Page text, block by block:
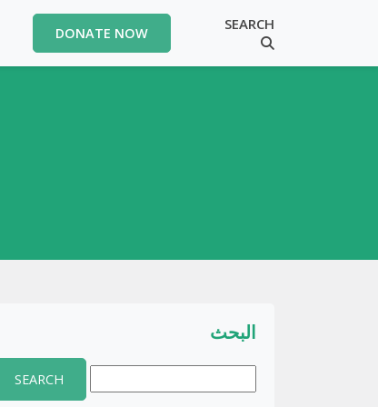
DONATE NOW
SEARCH
البحث
Search
for: